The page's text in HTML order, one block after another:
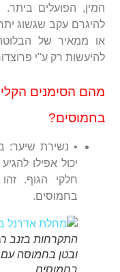
המין, הפועלים
להיגרם עקב שגשוג
או ממאיר של
להיעשות רק ע"י
מהם הסימנים
בחמוסים?
• נשירת שיער:
יכול אפילו
חלקי הגוף.
בחמוסים.
התקרחות בזנב
ובטן בחמוסה